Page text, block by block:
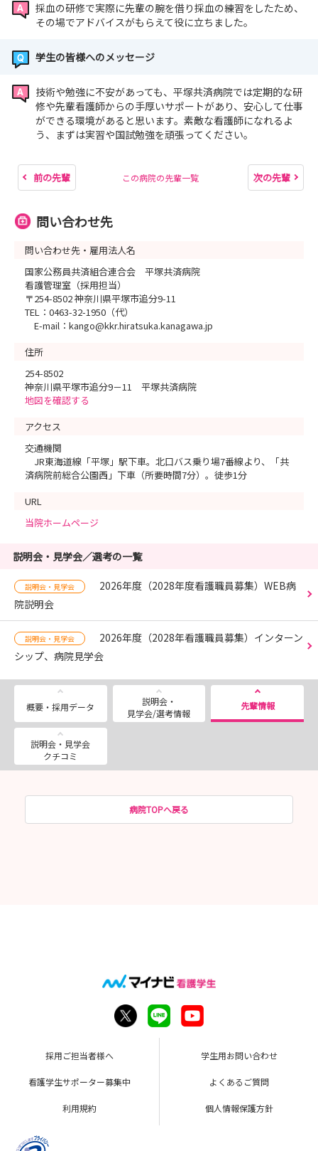
採血の研修で実際に先輩の腕を借り採血の練習をしたため、
その場でアドバイスがもらえて役に立ちました。
学生の皆様へのメッセージ
技術や勉強に不安があっても、平塚共済病院では定期的な研
修や先輩看護師からの手厚いサポートがあり、安心して仕事
ができる環境があると思います。素敵な看護師になれるよ
う、まずは実習や国試勉強を頑張ってください。
前の先輩 この病院の先輩一覧 次の先輩
問い合わせ先
問い合わせ先・雇用法人名
国家公務員共済組合連合会 平塚共済病院
看護管理室（採用担当）
〒254-8502 神奈川県平塚市追分9-11
TEL：0463-32-1950（代）
E-mail：kango@kkr.hiratsuka.kanagawa.jp
住所
254-8502
神奈川県平塚市追分9－11 平塚共済病院
地図を確認する
アクセス
交通機関
JR東海道線「平塚」駅下車。北口バス乗り場7番線より、「共
済病院前総合公園西」下車（所要時間7分）。徒歩1分
URL
当院ホームページ
説明会・見学会／選考の一覧
説明会・見学会
2026年度（2028年度看護職員募集）WEB病
院説明会
説明会・見学会
2026年度（2028年看護職員募集）インターン
シップ、病院見学会
概要・採用データ
説明会・
見学会/選考情報
先輩情報
説明会・見学会
クチコミ
病院TOPへ戻る
採用ご担当者様へ 学生用お問い合わせ
看護学生サポーター募集中 よくあるご質問
利用規約 個人情報保護方針